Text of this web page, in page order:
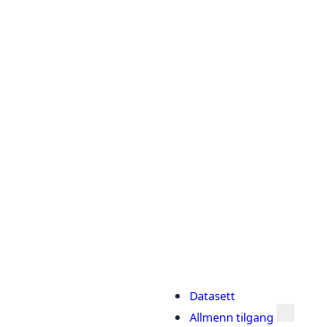
Datasett
Allmenn tilgang